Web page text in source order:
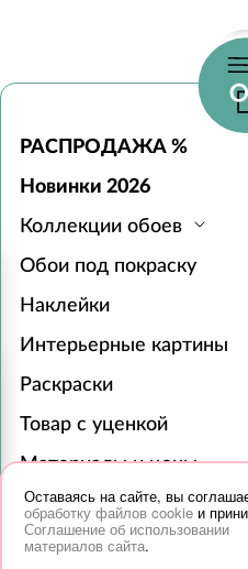
РАСПРОДАЖА %
Новинки 2026
Коллекции обоев
Обои под покраску
Наклейки
Интерьерные картины
Раскраски
Товар с уценкой
Материалы и цены
Для бизнеса
Сотрудничество
Оставаясь на сайте, вы
обработку файлов cookie и
Соглашение об использовании
материалов сайта.